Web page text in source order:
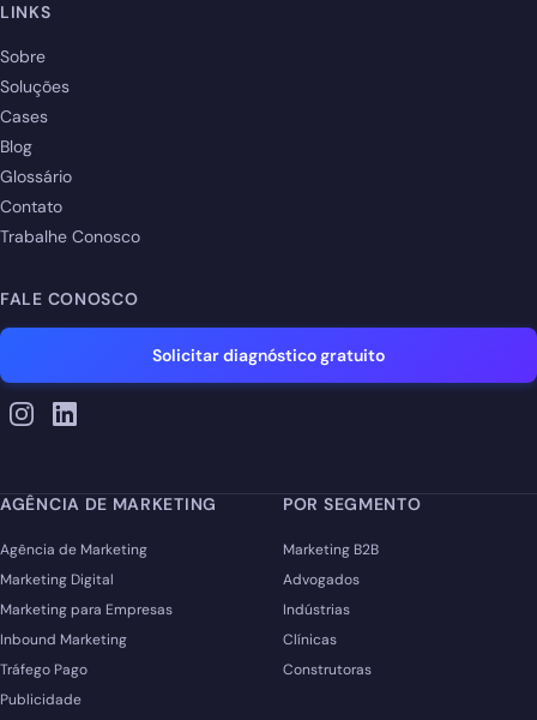
LINKS
Sobre
Soluções
Cases
Blog
Glossário
Contato
Trabalhe Conosco
FALE CONOSCO
Solicitar diagnóstico gratuito
AGÊNCIA DE MARKETING
Agência de Marketing
Marketing Digital
Marketing para Empresas
Inbound Marketing
Tráfego Pago
Publicidade
POR SEGMENTO
Marketing B2B
Advogados
Indústrias
Clínicas
Construtoras